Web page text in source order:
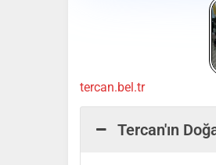
tercan.bel.tr
Tercan'ın